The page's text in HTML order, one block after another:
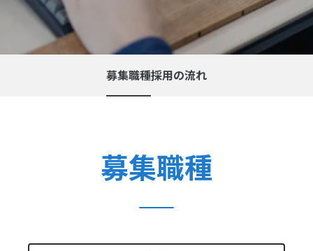
募集職種採用の流れ
募集職種